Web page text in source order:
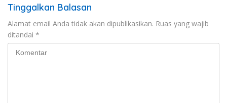
Tinggalkan Balasan
Alamat email Anda tidak akan dipublikasikan. Ruas yang wajib
ditandai *